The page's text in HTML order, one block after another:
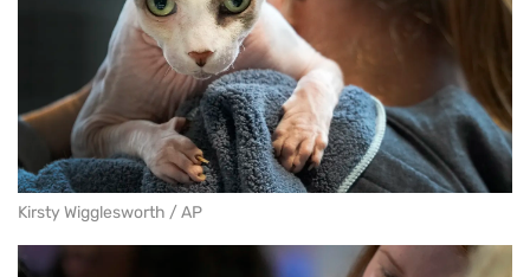
Kirsty Wigglesworth / AP